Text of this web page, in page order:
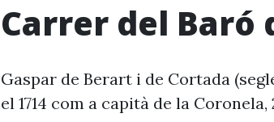
Carrer del Baró
Gaspar de Berart i de Cortada
el 1714 com a capità de la